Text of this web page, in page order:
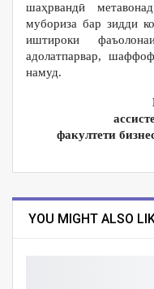
шаҳрвандӣ
мубориза бар зидди
иштироки
адолатпарвар,
намуд.
факултети
YOU MIGHT ALSO